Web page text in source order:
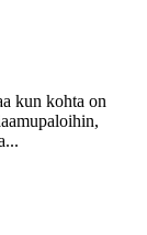
kun kohta on